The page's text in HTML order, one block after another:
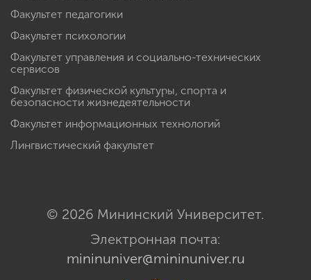
Факультет педагогики
Факультет психологии
Факультет управления и социально-технических
сервисов
Факультет физической культуры, спорта и
безопасности жизнедеятельности
Факультет информационных технологий
Лингвистический факультет
© 2026 Мининский Университет.
Электронная почта:
mininuniver@mininuniver.ru